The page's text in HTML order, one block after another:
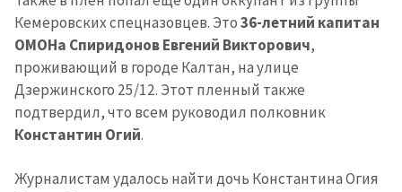
информацию
Кемеровских спецназовцев. Это36-летний капитан
ОМОНа Спиридонов Евгений Викторович,
проживающий в городе Калтан, на улице
Дзержинского 25/12. Этот пленный также
подтвердил, что всем руководил полковник
Константин Огий.
Журналистам удалось найти дочь Константина Огия